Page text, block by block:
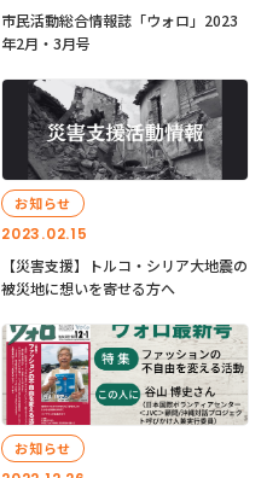
市民活動総合情報誌「ウォロ」2023
年2月・3月号
2023.02.15
お知らせ
【災害支援】トルコ・シリア大地震の
被災地に想いを寄せる方へ
お知らせ